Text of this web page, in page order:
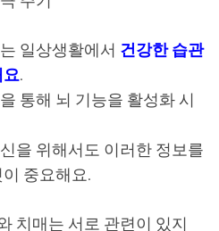
일상생활에서 건강한 습관
요.
통해 뇌 기능을 활성화 시
을 위해서도 이러한 정보를
중요해요.
치매는 서로 관련이 있지